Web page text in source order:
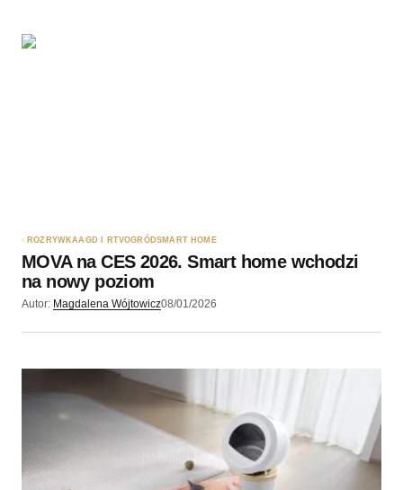
ROZRYWKAAGD I RTVOGRÓDSMART HOME
MOVA na CES 2026. Smart home wchodzi
na nowy poziom
Autor: Magdalena Wójtowicz08/01/2026